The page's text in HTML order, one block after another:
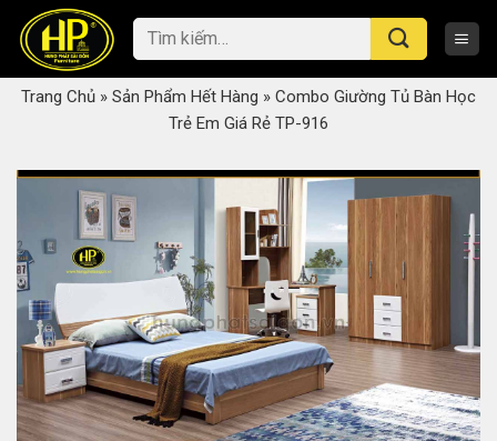
content
Tìm
kiếm:
Trang Chủ » Sản Phẩm Hết Hàng » Combo Giường Tủ Bàn Học
Trẻ Em Giá Rẻ TP-916